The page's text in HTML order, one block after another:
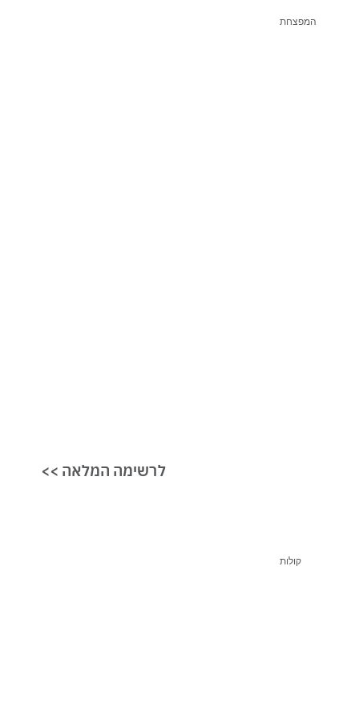
המפצחת
<< לרשימה המלאה
קולות